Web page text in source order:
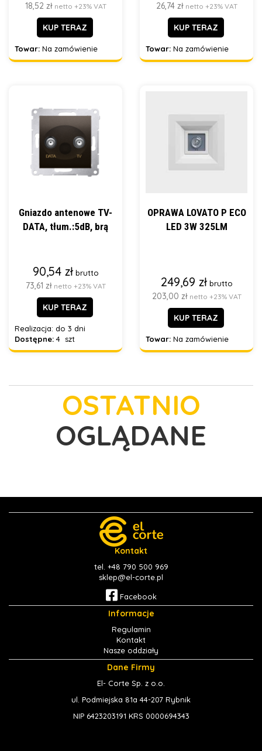
18,52 zł netto +23% VAT
KUP TERAZ
Towar: Na zamówienie
26,74 zł netto +23% VAT
KUP TERAZ
Towar: Na zamówienie
Gniazdo antenowe TV-
DATA, tłum.:5dB, brą
90,54 zł brutto
73,61 zł netto +23% VAT
KUP TERAZ
Realizacja: do 3 dni
Dostępne:4 szt
OPRAWA LOVATO P ECO
LED 3W 325LM
249,69 zł brutto
203,00 zł netto +23% VAT
KUP TERAZ
Towar: Na zamówienie
OSTATNIO
OGLĄDANE
Kontakt
tel. +48 790 500 969
sklep@el-corte.pl
Facebook
Informacje
Regulamin
Kontakt
Nasze oddziały
Dane Firmy
El- Corte Sp. z o.o.
ul. Podmiejska 81a 44-207 Rybnik
NIP 6423203191 KRS 0000694343